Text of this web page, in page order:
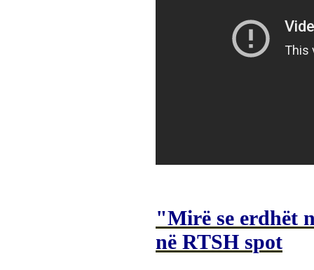
"Mirë se erdhët
në RTSH spot